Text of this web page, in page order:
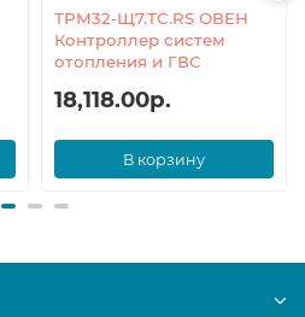
ТРМ32-Щ7.ТС.RS ОВЕН
Контроллер систем
отопления и ГВС
18,118.00р.
В корзину